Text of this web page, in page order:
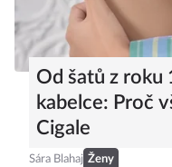
Od šatů z roku
kabelce: Proč
Cigale
Sára Blahaj Ženy